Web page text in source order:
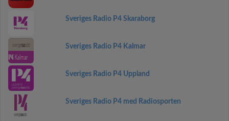
Sveriges Radio P4 Skaraborg
Sveriges Radio P4 Kalmar
Sveriges Radio P4 Uppland
Sveriges Radio P4 med Radiosporten